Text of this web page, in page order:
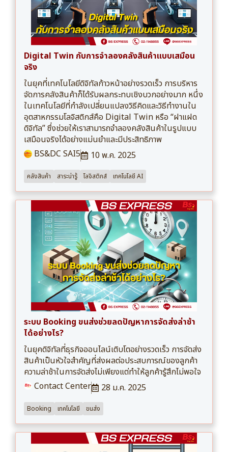
Digital Twin กับการจำลองคลังสินค้าแบบเสมือน
จริง
ในยุคที่เทคโนโลยีดิจิทัลก้าวหน้าอย่างรวดเร็ว การบริหาร
จัดการคลังสินค้าก็ได้รับผลกระทบเชิงบวกอย่างมาก หนึ่ง
ในเทคโนโลยีที่กำลังเปลี่ยนแปลงวิธีคิดและวิธีทำงานใน
อุตสาหกรรมโลจิสติกส์คือ Digital Twin หรือ “ฝาแฝด
ดิจิทัล” ซึ่งช่วยให้เราสามารถจำลองคลังสินค้าในรูปแบบ
เสมือนจริงได้อย่างแม่นยำและมีประสิทธิภาพ
BS&DC SAI5
10 พ.ค. 2025
คลังสินค้า สาระน่ารู้ โลจิสติกส์ เทคโนโลยี AI
ระบบ Booking ขนส่งช่วยลดปัญหาการจัดส่งล่าช้า
ได้อย่างไร?
ในยุคดิจิทัลที่ธุรกิจออนไลน์เติบโตอย่างรวดเร็ว การจัดส่ง
สินค้าเป็นหัวใจสำคัญที่ส่งผลต่อประสบการณ์ของลูกค้า
ความล่าช้าในการจัดส่งไม่เพียงแต่ทำให้ลูกค้ารู้สึกไม่พอใจ
Contact Center
28 ม.ค. 2025
Booking เทคโนโลยี ขนส่ง